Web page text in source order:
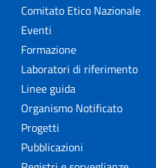
Comitato Etico Nazionale
Eventi
Formazione
Laboratori di riferimento
Linee guida
Organismo Notificato
Progetti
Pubblicazioni